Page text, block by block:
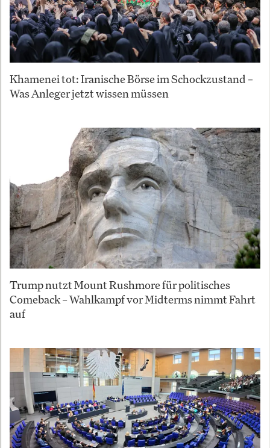
Khamenei tot: Iranische Börse im Schockzustand –
Was Anleger jetzt wissen müssen
Trump nutzt Mount Rushmore für politisches
Comeback – Wahlkampf vor Midterms nimmt Fahrt
auf